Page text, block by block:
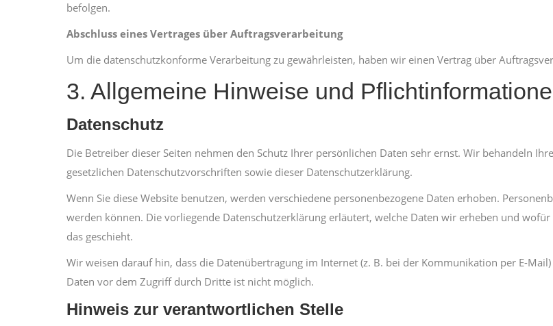
befolgen.
Abschluss eines Vertrages über Auftragsverarbeitung
Um die datenschutzkonforme Verarbeitung zu gewährleisten, haben wir einen Vertrag über
3. Allgemeine Hinweise und
Datenschutz
Die Betreiber dieser Seiten nehmen den Schutz Ihrer persönlichen Daten sehr ernst. Wir behandeln
gesetzlichen Datenschutzvorschriften sowie dieser Datenschutzerklärung.
Wenn Sie diese Website benutzen, werden verschiedene personenbezogene Daten erhoben.
werden können. Die vorliegende Datenschutzerklärung erläutert, welche Daten wir erheben und
das geschieht.
Wir weisen darauf hin, dass die Datenübertragung im Internet (z. B. bei der Kommunikation per E-
Daten vor dem Zugriff durch Dritte ist nicht möglich.
Hinweis zur verantwortlichen Stelle